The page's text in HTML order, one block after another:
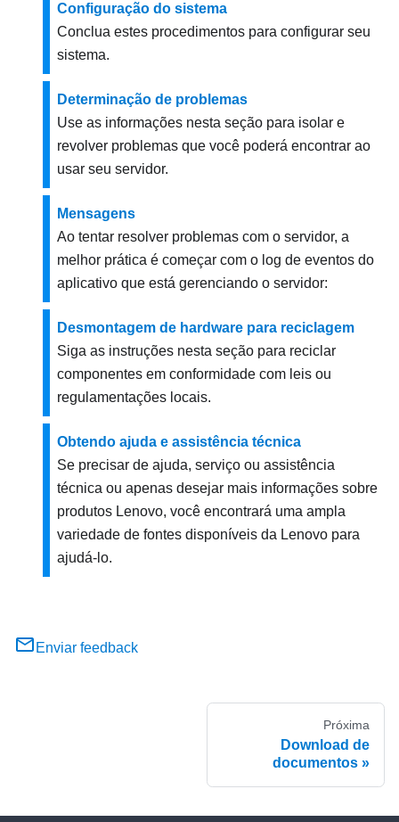
Configuração do sistema
Conclua estes procedimentos para configurar seu
sistema.
Determinação de problemas
Use as informações nesta seção para isolar e
revolver problemas que você poderá encontrar ao
usar seu servidor.
Mensagens
Ao tentar resolver problemas com o servidor, a
melhor prática é começar com o log de eventos do
aplicativo que está gerenciando o servidor:
Desmontagem de hardware para reciclagem
Siga as instruções nesta seção para reciclar
componentes em conformidade com leis ou
regulamentações locais.
Obtendo ajuda e assistência técnica
Se precisar de ajuda, serviço ou assistência
técnica ou apenas desejar mais informações sobre
produtos Lenovo, você encontrará uma ampla
variedade de fontes disponíveis da Lenovo para
ajudá-lo.
Enviar feedback
Próxima
Download de
documentos